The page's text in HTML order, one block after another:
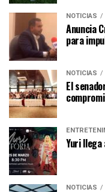
NOTICIAS
Anuncia
para
NOTICIAS
El
Yuri llega
NOTICIAS